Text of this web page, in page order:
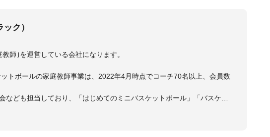
ク）
教師｣を運営している会社になります。
トボールの家庭教師事業は、2022年4月時点でコーチ70名以上、会員数
なども担当しており、「はじめてのミニバスケットボール」「バスケッ